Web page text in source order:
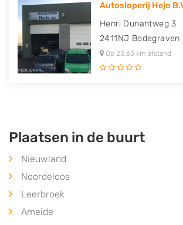
Autosloperij Hejo
Henri Dunantweg 3
2411NJ Bodegraven
Op 23,63 km afstand
Plaatsen in de buurt
Nieuwland
Noordeloos
Leerbroek
Ameide